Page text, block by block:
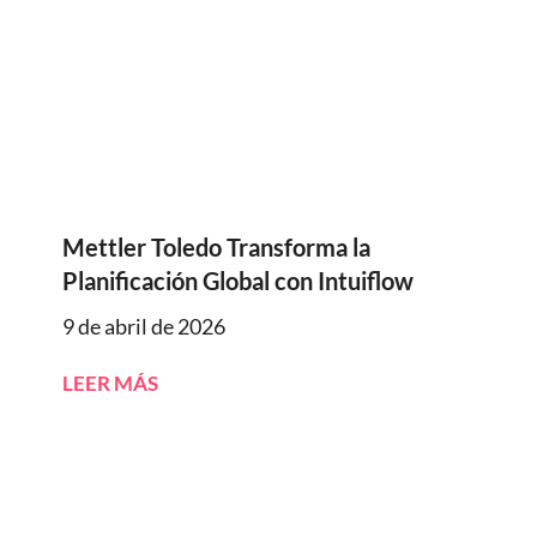
Mettler Toledo Transforma la
Planificación Global con Intuiflow
9 de abril de 2026
LEER MÁS